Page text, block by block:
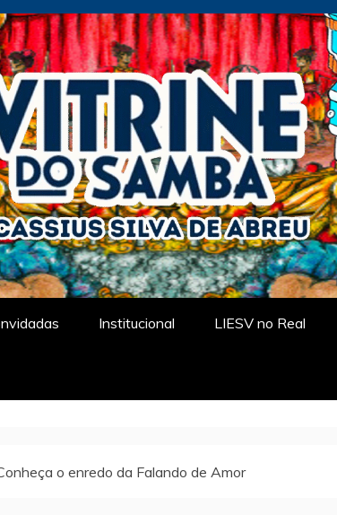
Institucional LIESV no Real
o enredo da Falando de Amor